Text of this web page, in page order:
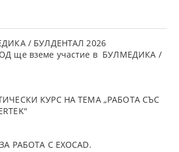
/ БУЛДЕНТАЛ 2026
ще вземе участие в БУЛМЕДИКА /
КУРС НА ТЕМА „РАБОТА СЪС
РАБОТА С ЕXOCAD.